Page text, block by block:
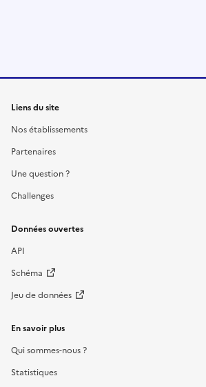
Liens du site
Nos établissements
Partenaires
Une question ?
Challenges
Données ouvertes
API
Schéma
Jeu de données
En savoir plus
Qui sommes-nous ?
Statistiques